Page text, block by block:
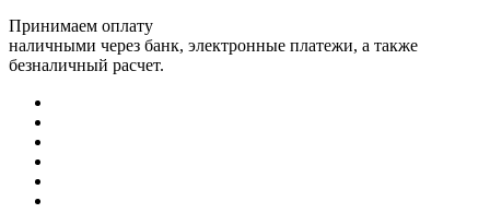
Принимаем оплату
наличными через банк, электронные платежи, а также
безналичный расчет.